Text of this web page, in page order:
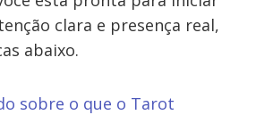
clara e presença real,
abaixo.
sobre o que o Tarot